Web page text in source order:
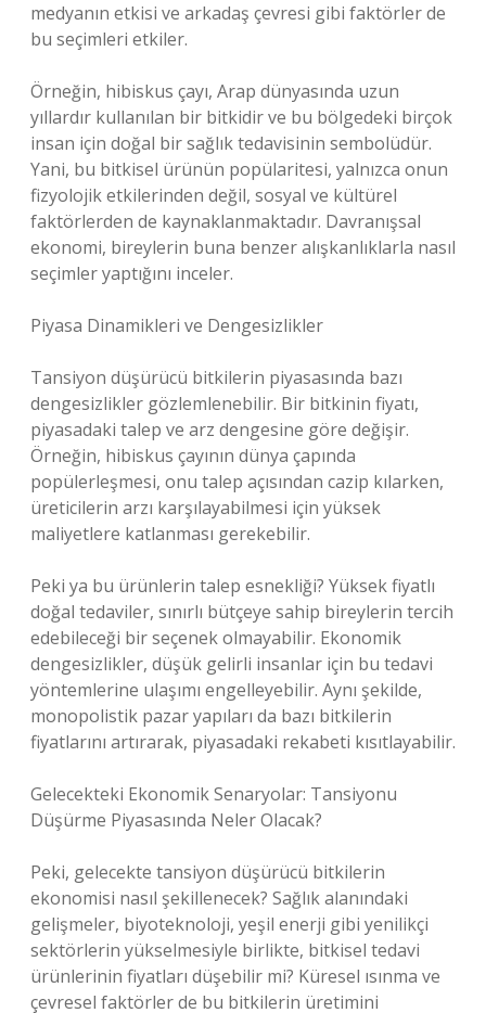
medyanın etkisi ve arkadaş çevresi gibi faktörler de
bu seçimleri etkiler.
Örneğin, hibiskus çayı, Arap dünyasında uzun
yıllardır kullanılan bir bitkidir ve bu bölgedeki birçok
insan için doğal bir sağlık tedavisinin sembolüdür.
Yani, bu bitkisel ürünün popülaritesi, yalnızca onun
fizyolojik etkilerinden değil, sosyal ve kültürel
faktörlerden de kaynaklanmaktadır. Davranışsal
ekonomi, bireylerin buna benzer alışkanlıklarla nasıl
seçimler yaptığını inceler.
Piyasa Dinamikleri ve Dengesizlikler
Tansiyon düşürücü bitkilerin piyasasında bazı
dengesizlikler gözlemlenebilir. Bir bitkinin fiyatı,
piyasadaki talep ve arz dengesine göre değişir.
Örneğin, hibiskus çayının dünya çapında
popülerleşmesi, onu talep açısından cazip kılarken,
üreticilerin arzı karşılayabilmesi için yüksek
maliyetlere katlanması gerekebilir.
Peki ya bu ürünlerin talep esnekliği? Yüksek fiyatlı
doğal tedaviler, sınırlı bütçeye sahip bireylerin tercih
edebileceği bir seçenek olmayabilir. Ekonomik
dengesizlikler, düşük gelirli insanlar için bu tedavi
yöntemlerine ulaşımı engelleyebilir. Aynı şekilde,
monopolistik pazar yapıları da bazı bitkilerin
fiyatlarını artırarak, piyasadaki rekabeti kısıtlayabilir.
Gelecekteki Ekonomik Senaryolar: Tansiyonu
Düşürme Piyasasında Neler Olacak?
Peki, gelecekte tansiyon düşürücü bitkilerin
ekonomisi nasıl şekillenecek? Sağlık alanındaki
gelişmeler, biyoteknoloji, yeşil enerji gibi yenilikçi
sektörlerin yükselmesiyle birlikte, bitkisel tedavi
ürünlerinin fiyatları düşebilir mi? Küresel ısınma ve
çevresel faktörler de bu bitkilerin üretimini